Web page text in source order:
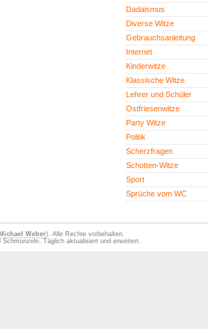
Dadaismus
Diverse Witze
Gebrauchsanleitung
Internet
Kinderwitze
Klassische Witze
Lehrer und Schüler
Ostfriesenwitze
Party Witze
Politik
Scherzfragen
Schotten-Witze
Sport
Sprüche vom WC
Michael Weber). Alle Rechte vorbehalten.
Täglich aktualisiert und erweitert.